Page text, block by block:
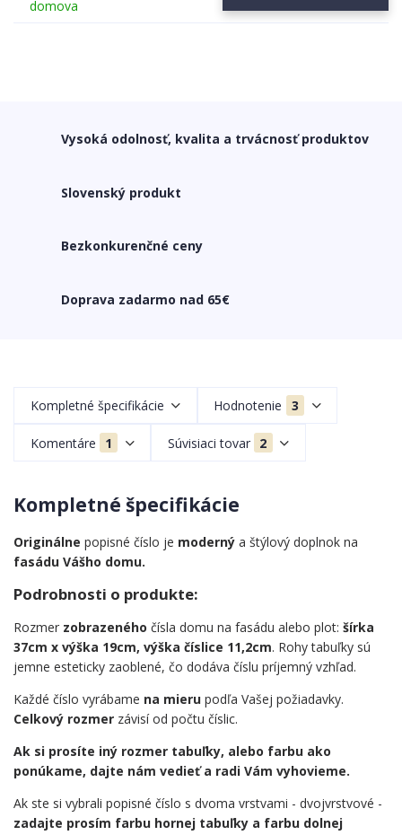
Vysoká odolnosť, kvalita a trvácnosť produktov
Slovenský produkt
Bezkonkurenčné ceny
Doprava zadarmo nad 65€
Kompletné špecifikácie Hodnotenie 3
Komentáre 1 Súvisiaci tovar 2
Kompletné špecifikácie
Originálne popisné číslo je moderný a štýlový doplnok na
fasádu Vášho domu.
Podrobnosti o produkte:
Rozmer zobrazeného čísla domu na fasádu alebo plot: šírka
37cm x výška 19cm, výška číslice 11,2cm. Rohy tabuľky sú
jemne esteticky zaoblené, čo dodáva číslu príjemný vzhľad.
Každé číslo vyrábame na mieru podľa Vašej požiadavky.
Celkový rozmer závisí od počtu číslic.
Ak si prosíte iný rozmer tabuľky, alebo farbu ako
ponúkame, dajte nám vedieť a radi Vám vyhovieme.
Ak ste si vybrali popisné číslo s dvoma vrstvami - dvojvrstvové -
zadajte prosím farbu hornej tabuľky a farbu dolnej